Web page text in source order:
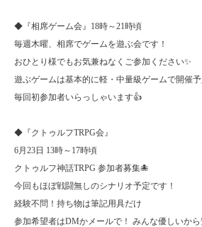
◆『相席ゲーム会』18時～21時頃
毎週木曜、相席でゲームを遊ぶ会です！
おひとり様でもお気兼ねなくご参加ください✨
遊ぶゲームは基本的に軽・中量級ゲームで開催
毎回初参加者いらっしゃいます👍
◆『クトゥルフTRPG会』
6月23日 13時～17時頃
クトゥルフ神話TRPG 参加者募集🐙
今回もほぼ戦闘無しのシナリオ予定です！
経験不問！持ち物は筆記用具だけ
参加希望者はDMかメールで！ みんな優しいから